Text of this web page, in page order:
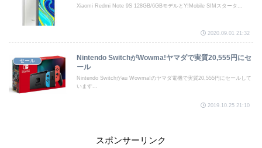
Xiaomi Redmi Note 9S 128GB/6GBモデルとY!Mobile SIMスタータ...
2020.09.01 21:32
セール
Nintendo SwitchがWowma!ヤマダで実質20,555円にセ
ール
Nintendo Switchがau Wowma!のヤマダ電機で実質20,555円にセールして
います...
2019.10.25 21:10
スポンサーリンク